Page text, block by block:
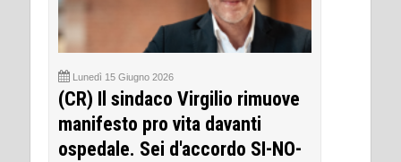
Lunedì 15 Giugno 2026
(CR) Il sindaco Virgilio rimuove
manifesto pro vita davanti
ospedale. Sei d'accordo SI-NO-